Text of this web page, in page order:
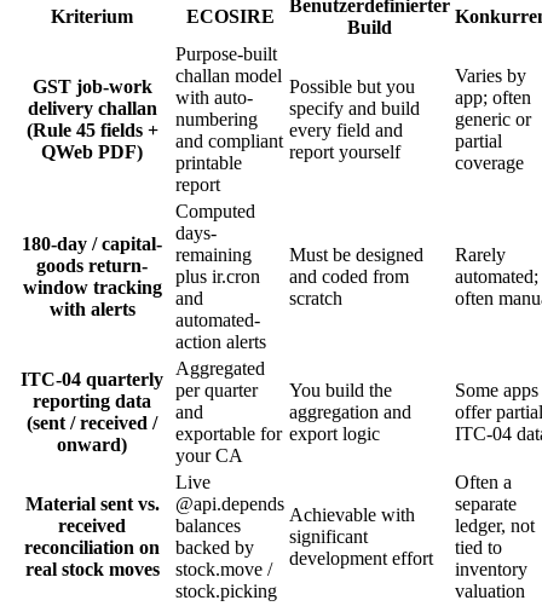
Kriterium ECOSIRE
Benutzerdefinierter
Build
GST job-work
delivery challan
(Rule 45 fields +
QWeb PDF)
Purpose-built
challan model
with auto-
numbering
and compliant
printable
report
Possible but you
specify and build
every field and
report yourself
Varies by
app; often
generic or
partial
coverage
180-day / capital-
goods return-
window tracking
with alerts
Computed
days-
remaining
plus ir.cron
and
automated-
action alerts
Must be designed
and coded from
scratch
Rarely
automated;
often
ITC-04 quarterly
reporting data
(sent / received /
onward)
Aggregated
per quarter
and
exportable for
your CA
You build the
aggregation and
export logic
Some apps
offer partial
ITC-04
Material sent vs.
received
reconciliation on
real stock moves
Live
@api.depends
balances
backed by
stock.move /
stock.picking
Achievable with
significant
development effort
Often a
separate
ledger, not
tied to
inventory
valuation